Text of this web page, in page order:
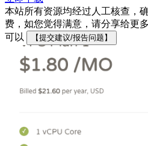
本站所有资源均经过人工核查，
费，如您觉得满意，请分享给更
可以
【提交建议/报告问题】